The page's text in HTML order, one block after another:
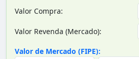
Valor Compra:
Valor Revenda (Mercado):
Valor de Mercado (FIPE):